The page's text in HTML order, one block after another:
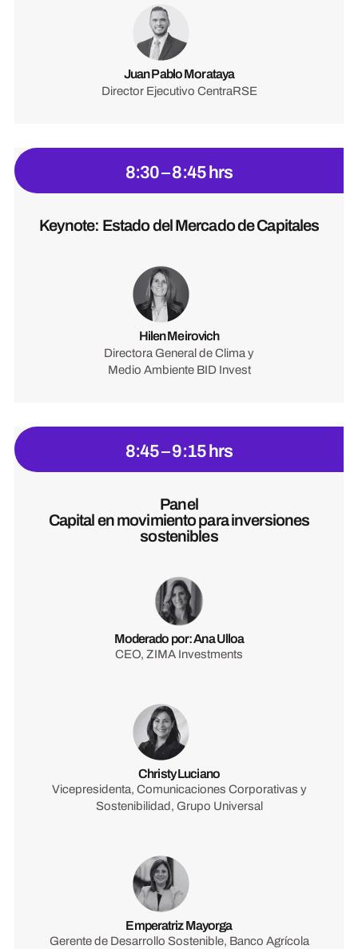
Juan Pablo Morataya
Director Ejecutivo CentraRSE
8:30 – 8:45 hrs
Keynote: Estado del Mercado de Capitales
Hilen Meirovich
Directora General de Clima y
Medio Ambiente BID Invest
8:45 – 9:15 hrs
Panel
Capital en movimiento para inversiones
sostenibles
Moderado por: Ana Ulloa
CEO, ZIMA Investments
Christy Luciano
Vicepresidenta, Comunicaciones Corporativas y
Sostenibilidad, Grupo Universal
Emperatriz Mayorga
Gerente de Desarrollo Sostenible, Banco Agrícola